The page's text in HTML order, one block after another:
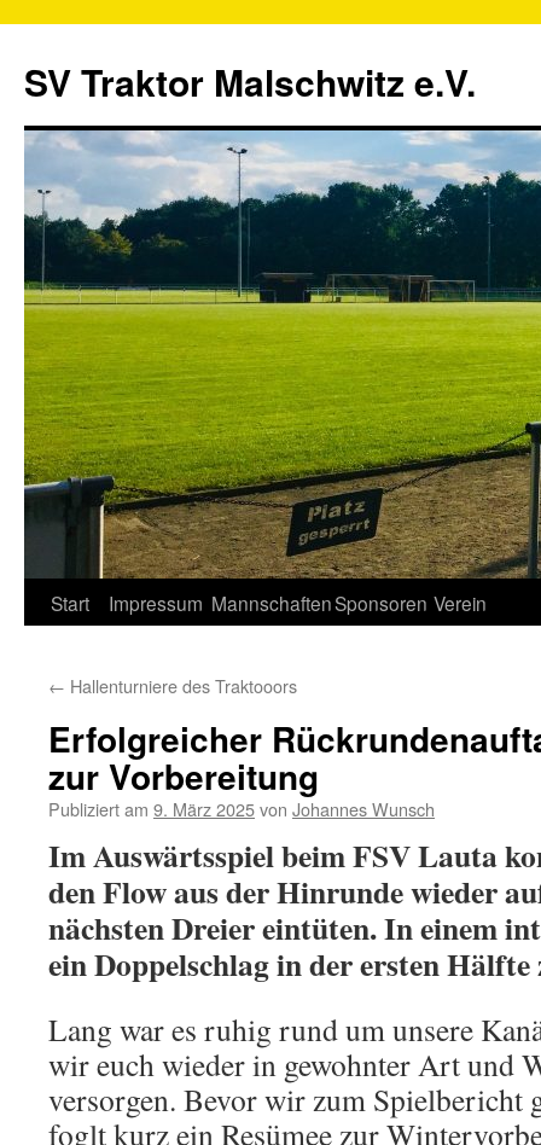
SV Traktor Malschwitz e.V.
Springe
Inhalt
Start Impressum MannschaftenSponsoren Verein
← Hallenturniere des Traktooors
Erfolgreicher
zur Vorbereitung
Publiziert am 9. März 2025von Johannes Wunsch
Im Auswärtsspiel beim FSV Lauta
den Flow aus der Hinrunde wieder
nächsten Dreier eintüten. In einem
ein Doppelschlag in der ersten Hälfte
Lang war es ruhig rund um unsere
wir euch wieder in gewohnter Art und
versorgen. Bevor wir zum Spielbericht
foglt kurz ein Resümee zur